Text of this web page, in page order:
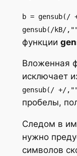
b =
gensub(/kB/
функции
Вложенная
исключает
gensub(/
пробелы,
Следом в
нужно
символов